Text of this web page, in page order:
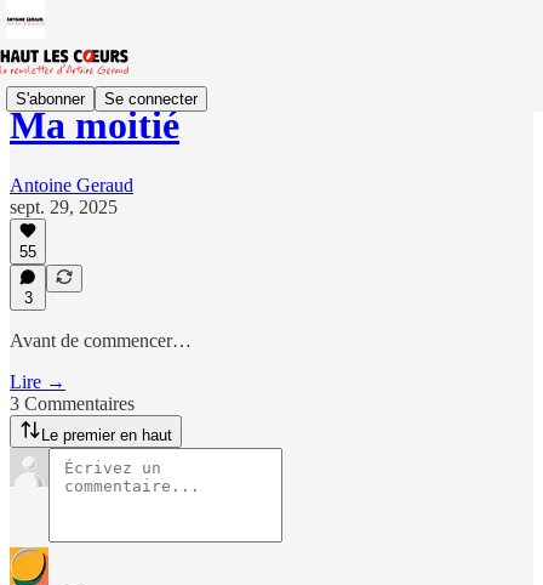
S'abonner Se connecter
Ma moitié
Antoine Geraud
sept. 29, 2025
55
3
Avant de commencer…
Lire →
3 Commentaires
Le premier en haut